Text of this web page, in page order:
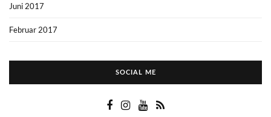
Juni 2017
Februar 2017
SOCIAL ME